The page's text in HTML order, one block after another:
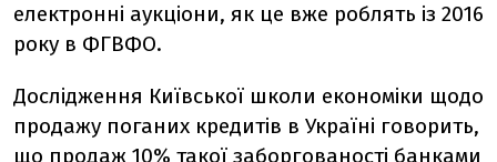
електронні аукціони, як це вже роблять із 2016
року в ФГВФО.
Дослідження Київської школи економіки щодо
продажу поганих кредитів в Україні говорить,
що продаж 10% такої заборгованості банками